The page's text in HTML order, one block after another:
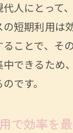
人にとって
短期利用は
ことで、そ
中できるため
です。
で効率を